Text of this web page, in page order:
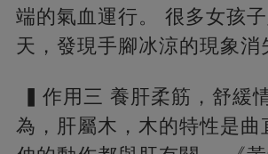
端的氣血運行。 很多女孩
天，發現手腳冰涼的現象消
▍作用三 養肝柔筋，舒緩
為，肝屬木，木的特性是曲